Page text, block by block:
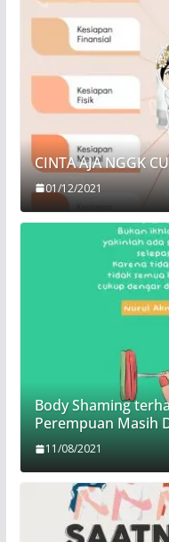
CINTA AJA NGGK
01/12/2021
Body Shaming
Perempuan Masih
11/08/2021